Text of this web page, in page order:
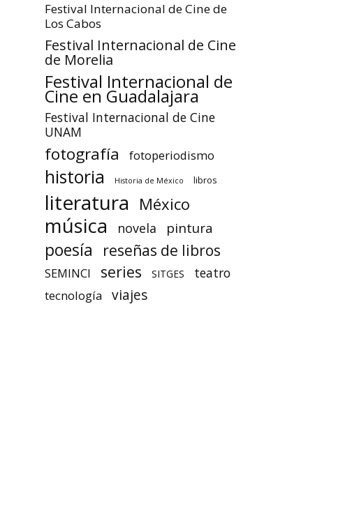
Festival Internacional de Cine de
Los Cabos
Festival Internacional de Cine
de Morelia
Festival Internacional de
Cine en Guadalajara
Festival Internacional de Cine
UNAM
fotografía fotoperiodismo
historia Historia de México libros
literatura México
música novela pintura
poesía reseñas de libros
SEMINCI series SITGES teatro
tecnología viajes